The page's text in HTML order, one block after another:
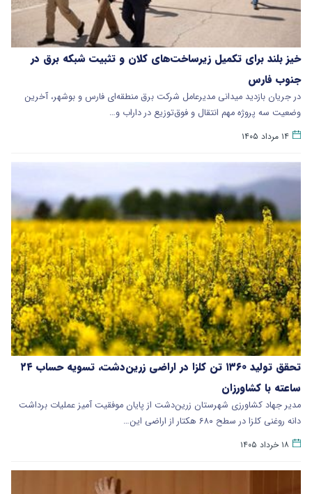
خیز بلند برای تکمیل زیرساخت‌های کلان و تثبیت شبکه برق در
جنوب فارس
در جریان بازدید میدانی مدیرعامل شرکت برق منطقه‌ای فارس و بوشهر، آخرین
وضعیت سه پروژه مهم انتقال و فوق‌توزیع در داراب و…
۱۴ مرداد ۱۴۰۵
تحقق تولید ۱۳۶۰ تن کلزا در اراضی زرین‌دشت، تسویه حساب ۲۴
ساعته با کشاورزان
مدیر جهاد کشاورزی شهرستان زرین‌دشت از پایان موفقیت‌ آمیز عملیات برداشت
دانه روغنی کلزا در سطح ۶۸۰ هکتار از اراضی این…
۱۸ خرداد ۱۴۰۵